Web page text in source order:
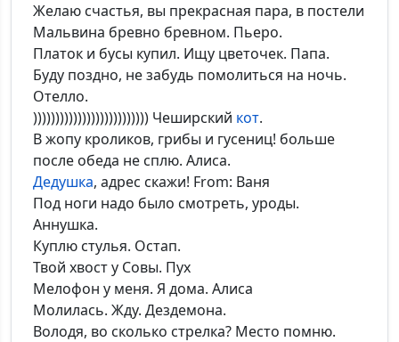
Желаю счастья, вы прекрасная пара, в постели
Мальвина бревно бревном. Пьеро.
Платок и бусы купил. Ищу цветочек. Папа.
Буду поздно, не забудь помолиться на ночь.
Отелло.
)))))))))))))))))))))))))) Чеширский кот.
В жопу кроликов, грибы и гусениц! больше
после обеда не сплю. Алиса.
Дедушка, адрес скажи! From: Ваня
Под ноги надо было смотреть, уроды.
Аннушка.
Куплю стулья. Остап.
Твой хвост у Совы. Пух
Мелофон у меня. Я дома. Алиса
Молилась. Жду. Дездемона.
Володя, во сколько стрелка? Место помню.